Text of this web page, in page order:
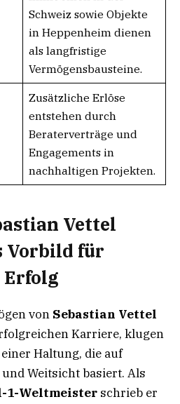
Schweiz sowie Objekte
in Heppenheim dienen
als langfristige
Vermögensbausteine.
Zusätzliche Erlöse
entstehen durch
Beraterverträge und
Engagements in
nachhaltigen Projekten.
Vettel
Vorbild für
von Sebastian Vettel
Karriere, klugen
Haltung, die auf
Weitsicht basiert. Als
1-Weltmeister schrieb er